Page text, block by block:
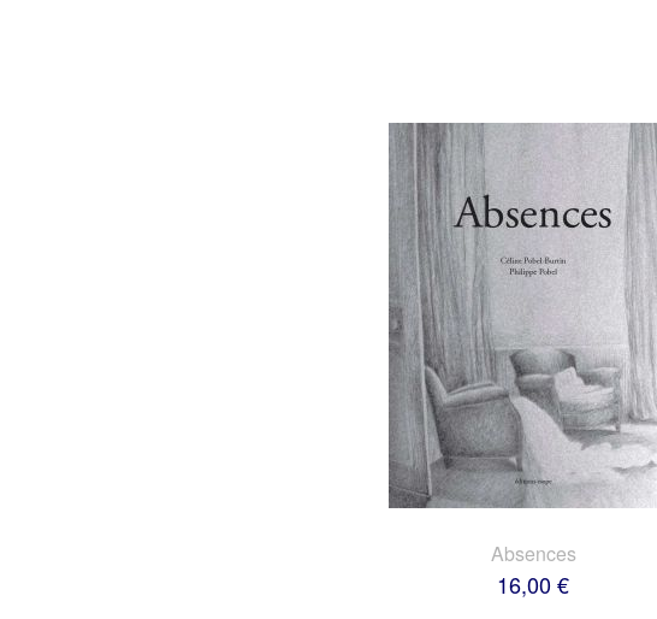
Absences
16,00 €